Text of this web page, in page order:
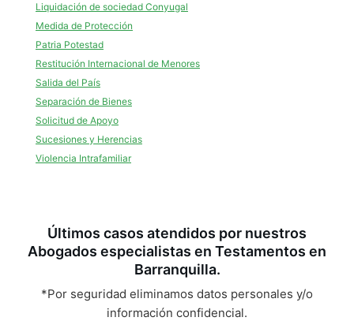
Liquidación de sociedad Conyugal
Medida de Protección
Patria Potestad
Restitución Internacional de Menores
Salida del País
Separación de Bienes
Solicitud de Apoyo
Sucesiones y Herencias
Violencia Intrafamiliar
Últimos casos atendidos por nuestros
Abogados especialistas en Testamentos en
Barranquilla.
*Por seguridad eliminamos datos personales y/o
información confidencial.